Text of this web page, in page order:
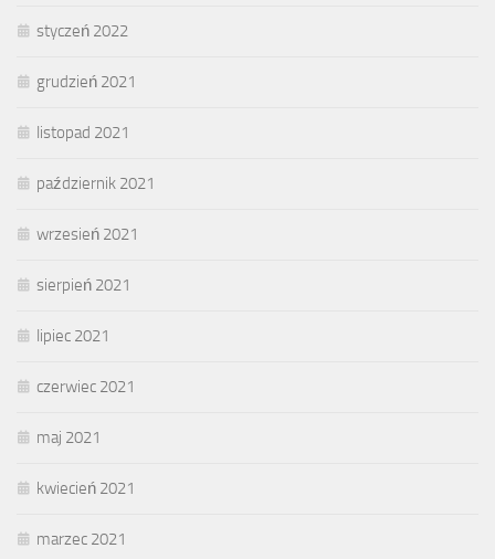
styczeń 2022
grudzień 2021
listopad 2021
październik 2021
wrzesień 2021
sierpień 2021
lipiec 2021
czerwiec 2021
maj 2021
kwiecień 2021
marzec 2021